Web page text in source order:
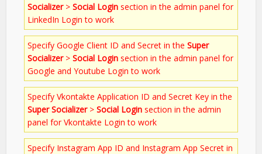
Socializer>Social Login section in the admin panel for
LinkedIn Login to work
Specify Google Client ID and Secret in theSuper
Socializer>Social Login section in the admin panel for
Google and Youtube Login to work
Specify Vkontakte Application ID and Secret Key in the
Super Socializer>Social Login section in the admin
panel for Vkontakte Login to work
Specify Instagram App ID and Instagram App Secret in